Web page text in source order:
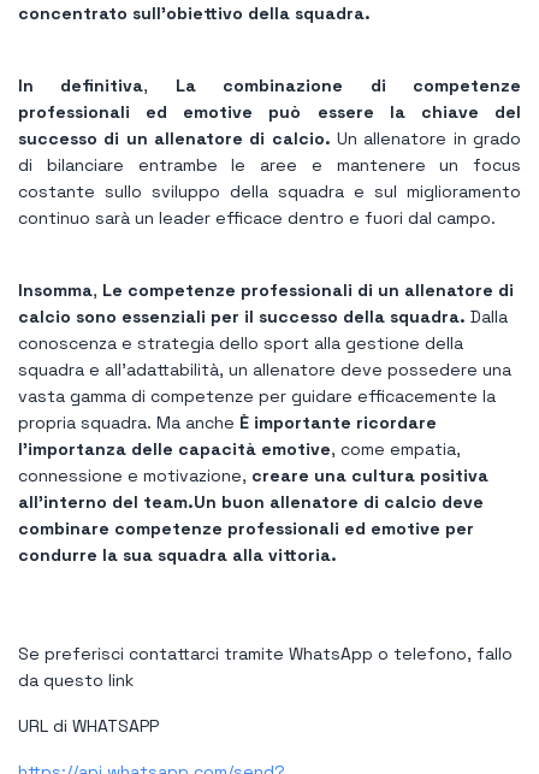
concentrato sull'obiettivo della squadra.
In definitiva, La combinazione di competenze
professionali ed emotive può essere la chiave del
successo di un allenatore di calcio. Un allenatore in grado
di bilanciare entrambe le aree e mantenere un focus
costante sullo sviluppo della squadra e sul miglioramento
continuo sarà un leader efficace dentro e fuori dal campo.
Insomma, Le competenze professionali di un allenatore di
calcio sono essenziali per il successo della squadra. Dalla
conoscenza e strategia dello sport alla gestione della
squadra e all'adattabilità, un allenatore deve possedere una
vasta gamma di competenze per guidare efficacemente la
propria squadra. Ma anche È importante ricordare
l’importanza delle capacità emotive, come empatia,
connessione e motivazione, creare una cultura positiva
all’interno del team.Un buon allenatore di calcio deve
combinare competenze professionali ed emotive per
condurre la sua squadra alla vittoria.
Se preferisci contattarci tramite WhatsApp o telefono, fallo
da questo link
URL di WHATSAPP